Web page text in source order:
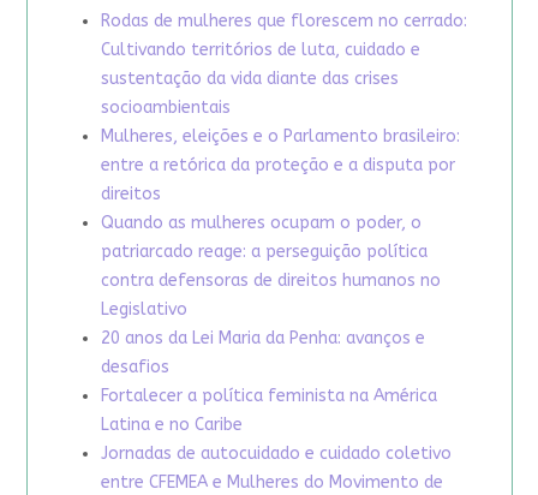
Rodas de mulheres que florescem no cerrado:
Cultivando territórios de luta, cuidado e
sustentação da vida diante das crises
socioambientais
Mulheres, eleições e o Parlamento brasileiro:
entre a retórica da proteção e a disputa por
direitos
Quando as mulheres ocupam o poder, o
patriarcado reage: a perseguição política
contra defensoras de direitos humanos no
Legislativo
20 anos da Lei Maria da Penha: avanços e
desafios
Fortalecer a política feminista na América
Latina e no Caribe
Jornadas de autocuidado e cuidado coletivo
entre CFEMEA e Mulheres do Movimento de